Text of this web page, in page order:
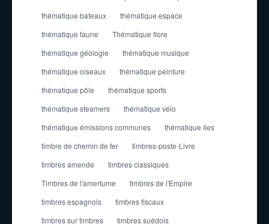
thématique bateaux
thématique espace
thématique faune
Thématique flore
thématique géologie
thématique musique
thématique oiseaux
thématique peinture
thématique pôle
thématique sports
thématique steamers
thématique vélo
thématique émissions communes
thématique îles
timbre de chemin de fer
timbres-poste-Livre
timbres amende
timbres classiques
Timbres de l'amertume
timbres de l'Empire
timbres espagnols
timbres fiscaux
timbres sur timbres
timbres suédois